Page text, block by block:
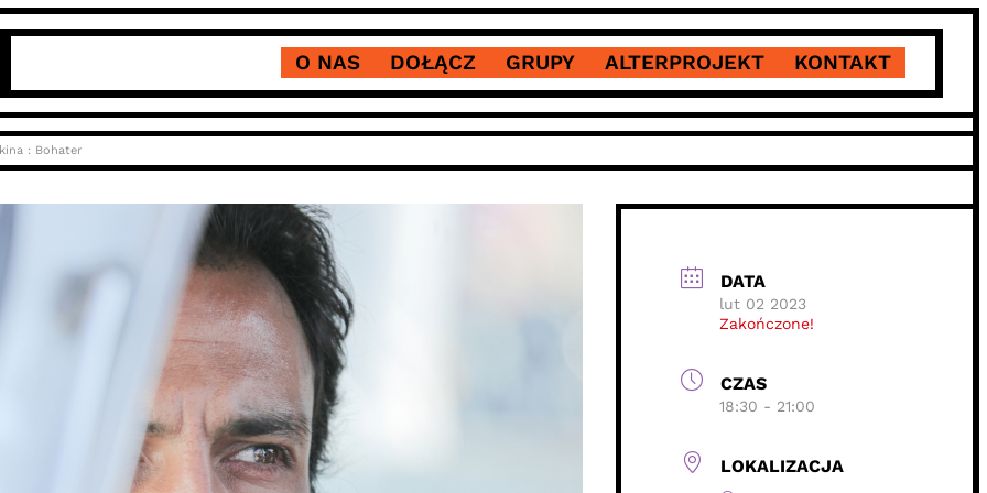
O NAS DOŁĄCZ GRUPY ALTERPROJEKT KONTAKT
: Bohater
DATA
lut 02 2023
Zakończone!
CZAS
18:30 - 21:00
LOKALIZACJA